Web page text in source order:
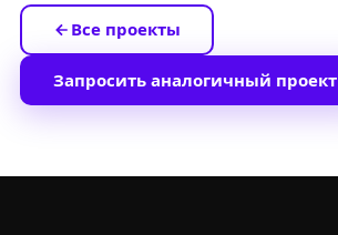
Все проекты
Запросить аналогичный проект